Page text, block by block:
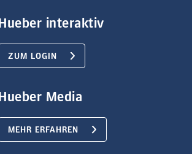
Hueber interaktiv
ZUM LOGIN
Hueber Media
MEHR ERFAHREN